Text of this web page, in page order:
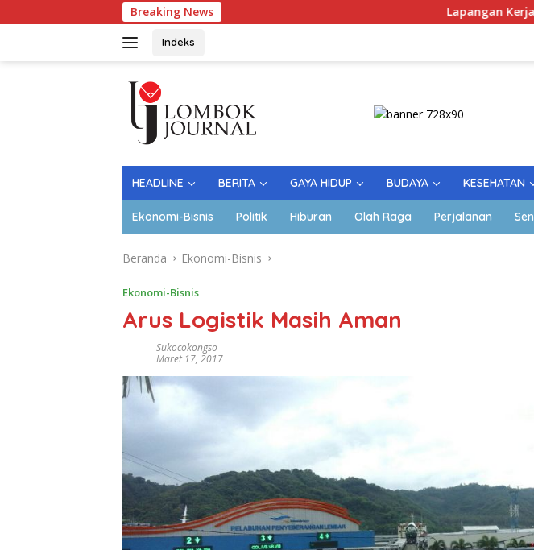
ke
Breaking News Lapangan Kerja Bagi
Indeks
HEADLINE BERITA GAYA HIDUP BUDAYA KESEHATAN
Ekonomi-Bisnis Politik Hiburan Olah Raga Perjalanan
Beranda Ekonomi-Bisnis
Ekonomi-Bisnis
Arus Logistik Masih Aman
Sukocokongso
Maret 17, 2017